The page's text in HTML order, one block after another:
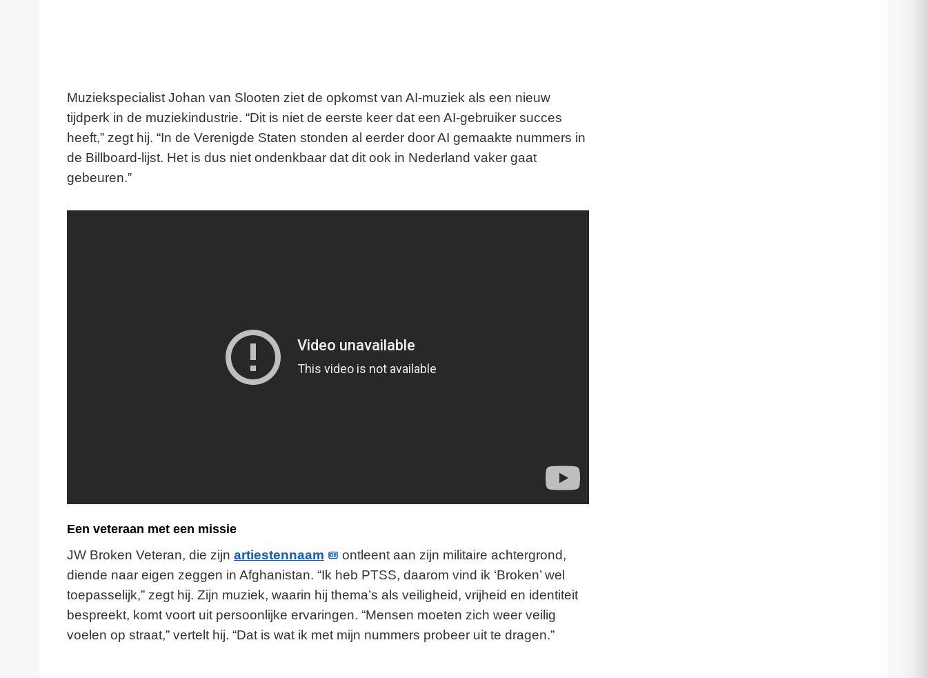
Muziekspecialist Johan van Slooten ziet de opkomst van AI-muziek als een nieuw
tijdperk in de muziekindustrie. “Dit is niet de eerste keer dat een AI-gebruiker succes
heeft,” zegt hij. “In de Verenigde Staten stonden al eerder door AI gemaakte nummers in
de Billboard-lijst. Het is dus niet ondenkbaar dat dit ook in Nederland vaker gaat
gebeuren.”
Een veteraan met een missie
JW Broken Veteran, die zijn artiestennaam
ontleent aan zijn militaire achtergrond,
diende naar eigen zeggen in Afghanistan. “Ik heb PTSS, daarom vind ik ‘Broken’ wel
toepasselijk,” zegt hij. Zijn muziek, waarin hij thema’s als veiligheid, vrijheid en identiteit
bespreekt, komt voort uit persoonlijke ervaringen. “Mensen moeten zich weer veilig
voelen op straat,” vertelt hij. “Dat is wat ik met mijn nummers probeer uit te dragen.”